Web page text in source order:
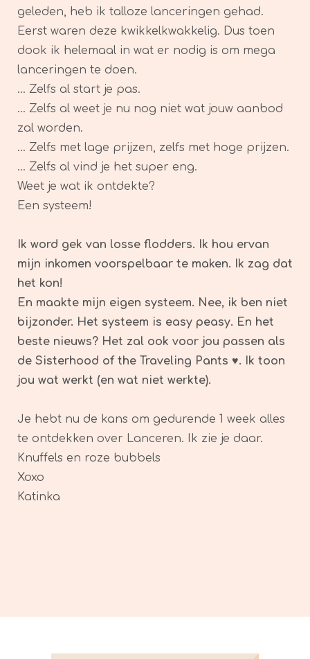
geleden, heb ik talloze lanceringen gehad.
Eerst waren deze kwikkelkwakkelig. Dus toen
dook ik helemaal in wat er nodig is om mega
lanceringen te doen.
… Zelfs al start je pas.
… Zelfs al weet je nu nog niet wat jouw aanbod
zal worden.
… Zelfs met lage prijzen, zelfs met hoge prijzen.
… Zelfs al vind je het super eng.
Weet je wat ik ontdekte?
Een systeem!
Ik word gek van losse flodders. Ik hou ervan
mijn inkomen voorspelbaar te maken. Ik zag dat
het kon!
En maakte mijn eigen systeem. Nee, ik ben niet
bijzonder. Het systeem is easy peasy. En het
beste nieuws? Het zal ook voor jou passen als
de Sisterhood of the Traveling Pants ♥. Ik toon
jou wat werkt (en wat niet werkte).
Je hebt nu de kans om gedurende 1 week alles
te ontdekken over Lanceren. Ik zie je daar.
Knuffels en roze bubbels
Xoxo
Katinka